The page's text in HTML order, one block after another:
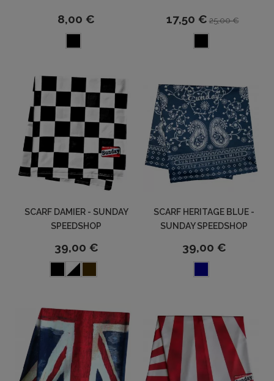
8,00 € 17,50 € 25,00 €
SCARF DAMIER - SUNDAY
SPEEDSHOP
39,00 €
SCARF HERITAGE BLUE -
SUNDAY SPEEDSHOP
39,00 €